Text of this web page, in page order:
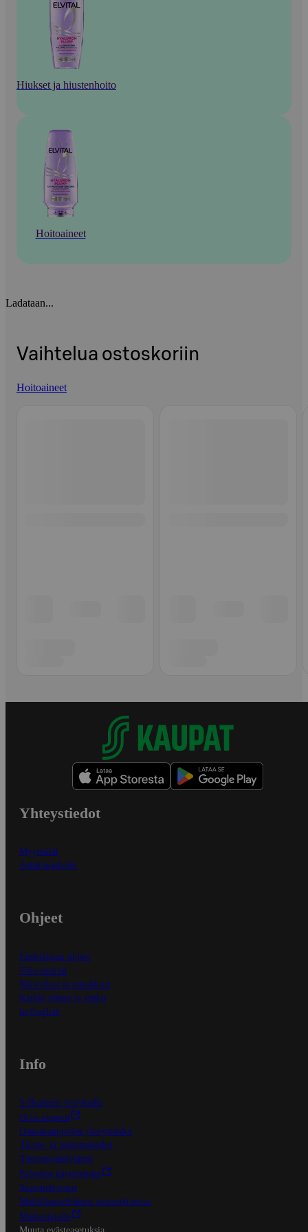
Hiukset ja hiustenhoito
Hoitoaineet
Ladataan...
Vaihtelua ostoskoriin
Hoitoaineet
Yhteystiedot
Myymälät
Asiakaspalvelu
Ohjeet
Ensitilaajan ohjeet
Näin maksat
Näin tilaat ja muokkaat
Kaikki ohjeet ja vinkit
In English
Info
S-Business yrityksille
Oiva-raportit
Osuuskauppojen yhteystiedot
Tilaus- ja toimitusehdot
Tietosuojakäytäntö
Palvelun käyttöehdot
Saavutettavuus
Mobiilisovelluksen saavutettavuus
Mainostajalle